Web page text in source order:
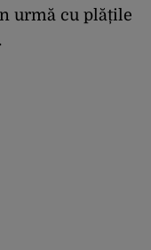
urmă cu plățile